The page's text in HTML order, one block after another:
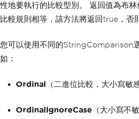
性地要執行的比較型別。 返回值為布
比較規則相等，該方法將返回true，否
您可以使用不同的StringComparison
如：
Ordinal （二進位比較，大小寫敏
OrdinalIgnoreCase （大小寫不